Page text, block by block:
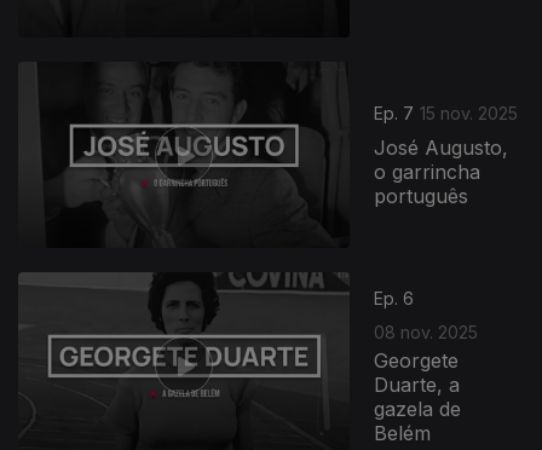
Ep. 7 15 nov. 2025
José Augusto,
o garrincha
português
Ep. 6
08 nov. 2025
Georgete
Duarte, a
gazela de
Belém